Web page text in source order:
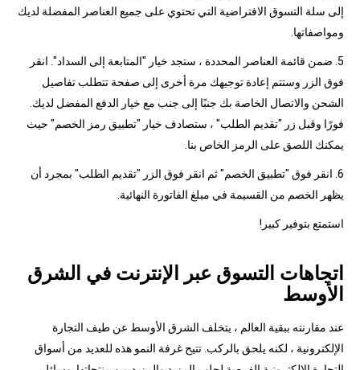
إلى سلة التسوق الافتراضية التي تحتوي على جميع العناصر المفضلة لديك
ومواصفاتها.
5. ضمن قائمة العناصر المحددة ، ستجد خيار "المتابعة إلى السداد". انقر
فوق الزر وستتم إعادة توجيهك مرة أخرى إلى صفحة تتطلب تفاصيل
الشحن والاتصال الخاصة بك جنبًا إلى جنب مع خيار الدفع المفضل لديك.
فورًا وقبل زر "تقديم الطلب" ، ستصادف خيار "تطبيق رمز الخصم" حيث
يمكنك اللصق على الرمز الخاص بنا.
6. انقر فوق "تطبيق الخصم" ثم انقر فوق الزر "تقديم الطلب" بمجرد أن
يظهر الخصم من القسيمة في مبلغ الفاتورة النهائية.
استمتع بتوفير كبير!
اتجاهات التسوق عبر الإنترنت في الشرق
الأوسط
عند مقارنته ببقية العالم ، يتخلف الشرق الأوسط عن طيف التجارة
الإلكترونية ، لكنه يلحق بالركب. تتيح غرفة النمو هذه للعديد من أسواق